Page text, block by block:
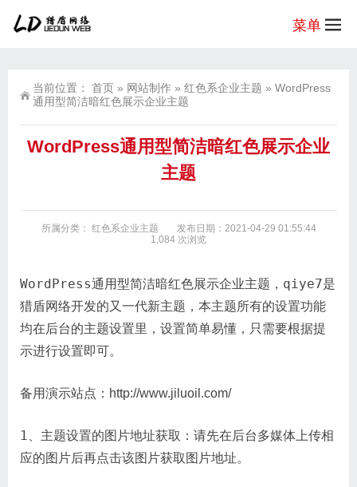
菜单
当前位置： 首页 » 网站制作 » 红色系企业主题 » WordPress
通用型简洁暗红色展示企业主题
WordPress通用型简洁暗红色展示企业
主题
所属分类： 红色系企业主题
发布日期：2021-04-29 01:55:44
1,084 次浏览
WordPress通用型简洁暗红色展示企业主题，qiye7是
猎盾网络开发的又一代新主题，本主题所有的设置功能
均在后台的主题设置里，设置简单易懂，只需要根据提
示进行设置即可。
备用演示站点：http://www.jiluoil.com/
1、主题设置的图片地址获取：请先在后台多媒体上传相
应的图片后再点击该图片获取图片地址。